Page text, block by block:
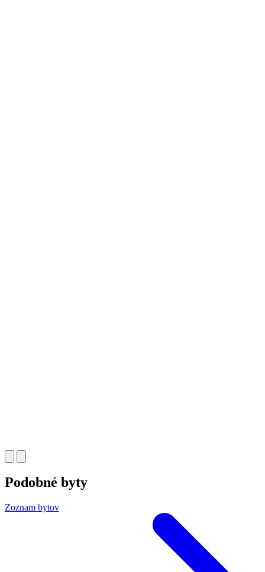
Podobné byty
Zoznam bytov